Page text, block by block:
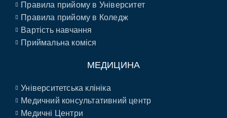
Правила прийому в Університет
Правила прийому в Коледж
Вартість навчання
Приймальна коміся
МЕДИЦИНА
Університетська клініка
Медичний консультативний центр
Медичні Центри